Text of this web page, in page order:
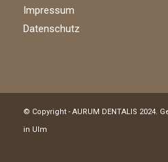
Impressum
Datenschutz
© Copyright - AURUM DENTALIS 2024.
in Ulm